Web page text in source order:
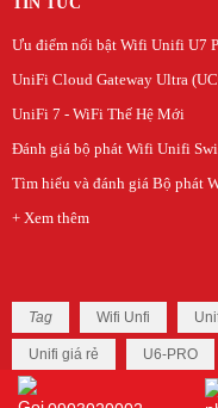
Ưu điểm nổi bật Wifi Unifi U7
UniFi Cloud Gateway Ultra
UniFi 7 - WiFi Thế Hệ Mới
Đánh giá bộ phát Wifi Unifi
Tìm hiểu và đánh giá Bộ phát
+ Xem thêm
Tag Wifi Unfi
Unifi giá rẻ U6-PRO